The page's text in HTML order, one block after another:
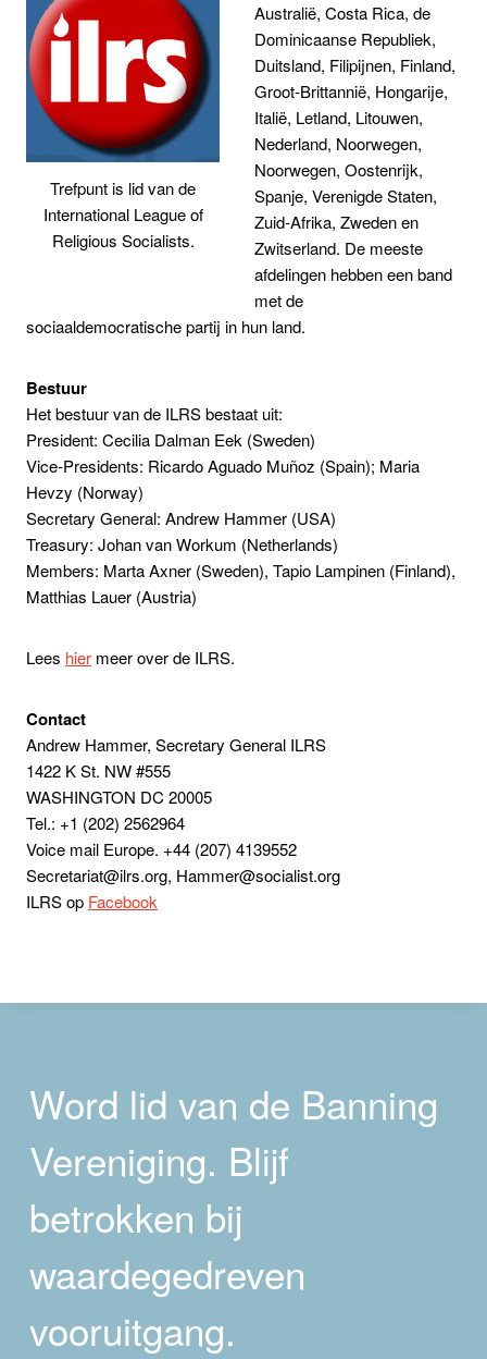
Trefpunt is lid van de
International League of
Religious Socialists.
Australië, Costa Rica, de
Dominicaanse Republiek,
Duitsland, Filipijnen, Finland,
Groot-Brittannië, Hongarije,
Italië, Letland, Litouwen,
Nederland, Noorwegen,
Noorwegen, Oostenrijk,
Spanje, Verenigde Staten,
Zuid-Afrika, Zweden en
Zwitserland. De meeste
afdelingen hebben een band
met de
sociaaldemocratische partij in hun land.
Bestuur
Het bestuur van de ILRS bestaat uit:
President: Cecilia Dalman Eek (Sweden)
Vice-Presidents: Ricardo Aguado Muñoz (Spain); Maria
Hevzy (Norway)
Secretary General: Andrew Hammer (USA)
Treasury: Johan van Workum (Netherlands)
Members: Marta Axner (Sweden), Tapio Lampinen (Finland),
Matthias Lauer (Austria)
Lees hier meer over de ILRS.
Contact
Andrew Hammer, Secretary General ILRS
1422 K St. NW #555
WASHINGTON DC 20005
Tel.: +1 (202) 2562964
Voice mail Europe. +44 (207) 4139552
Secretariat@ilrs.org, Hammer@socialist.org
ILRS op Facebook
Word lid van de Banning
Vereniging. Blijf
betrokken bij
waardegedreven
vooruitgang.